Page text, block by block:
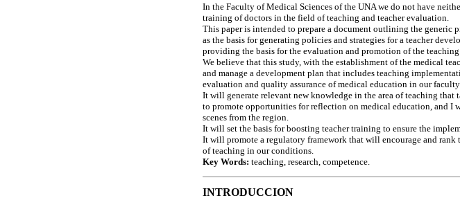
In the Faculty of Medical Sciences of the UNA we do not have
training of doctors in the field of teaching and teacher evaluation.
This paper is intended to prepare a document outlining the
as the basis for generating policies and strategies for a teacher
providing the basis for the evaluation and promotion of the
We believe that this study, with the establishment of the medical
and manage a development plan that includes teaching
evaluation and quality assurance of medical education in our faculty.
It will generate relevant new knowledge in the area of teaching
to promote opportunities for reflection on medical education, and
scenes from the region.
It will set the basis for boosting teacher training to ensure the
It will promote a regulatory framework that will encourage and
of teaching in our conditions.
Key Words: teaching, research, competence.
INTRODUCCION